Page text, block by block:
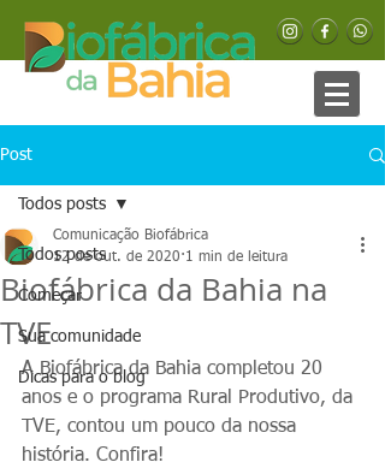
Post
Todos posts
Começar
Sua comunidade
Dicas para o blog
Todos posts
Biofábrica da Bahia na
TVE
Comunicação Biofábrica
12 de out. de 2020 1 min de leitura
A Biofábrica da Bahia completou 20
anos e o programa Rural Produtivo, da
TVE, contou um pouco da nossa
história. Confira!